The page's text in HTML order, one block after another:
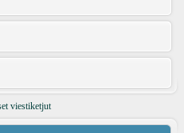
viestiketjut